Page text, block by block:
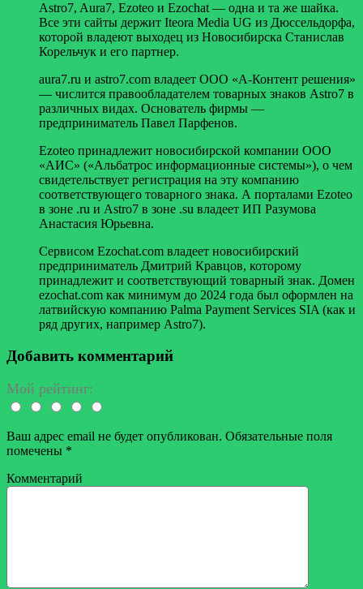
Astro7, Aura7, Ezoteo и Ezochat — одна и та же шайка.
Все эти сайты держит Iteora Media UG из Дюссельдорфа,
которой владеют выходец из Новосибирска Станислав
Корельчук и его партнер.
aura7.ru и astro7.com владеет ООО «А-Контент решения»
— числится правообладателем товарных знаков Astro7 в
различных видах. Основатель фирмы —
предприниматель Павел Парфенов.
Ezoteo принадлежит новосибирской компании ООО
«АИС» («Альбатрос информационные системы»), о чем
свидетельствует регистрация на эту компанию
соответствующего товарного знака. А порталами Ezoteo
в зоне .ru и Astro7 в зоне .su владеет ИП Разумова
Анастасия Юрьевна.
Сервисом Ezochat.com владеет новосибирский
предприниматель Дмитрий Кравцов, которому
принадлежит и соответствующий товарный знак. Домен
ezochat.com как минимум до 2024 года был оформлен на
латвийскую компанию Palma Payment Services SIA (как и
ряд других, например Astro7).
Добавить комментарий
Мой рейтинг:
Ваш адрес email не будет опубликован. Обязательные поля
помечены *
Комментарий